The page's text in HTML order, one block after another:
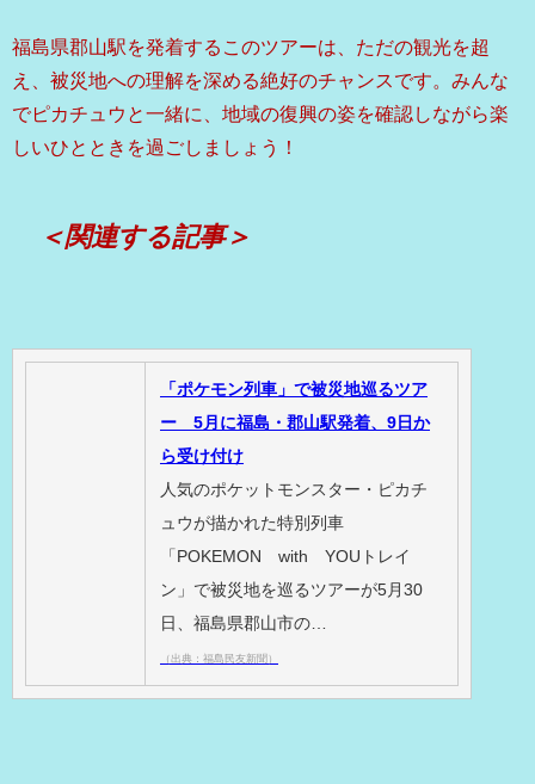
福島県郡山駅を発着するこのツアーは、ただの観光を超
え、被災地への理解を深める絶好のチャンスです。みんな
でピカチュウと一緒に、地域の復興の姿を確認しながら楽
しいひとときを過ごしましょう！
＜関連する記事＞
「ポケモン列車」で被災地巡るツア
ー 5月に福島・郡山駅発着、9日か
ら受け付け
人気のポケットモンスター・ピカチ
ュウが描かれた特別列車
「POKEMON with YOUトレイ
ン」で被災地を巡るツアーが5月30
日、福島県郡山市の…
（出典：福島民友新聞）